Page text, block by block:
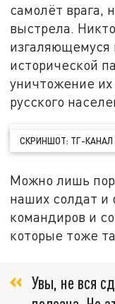
самолёт врага,
выстрела.
изгаляющемуся
исторической
уничтожение
русского
СКРИНШОТ: ТГ-КАНАЛ
Можно лишь
наших солдат и
командиров и
которые тоже
Увы, не вся